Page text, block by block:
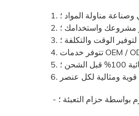
مشروعك واستخدامك ؛
الوقت والتكلفة ؛
؛
حزام التعبئة ؛